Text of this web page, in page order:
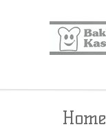
Home